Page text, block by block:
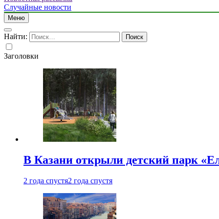
Случайные новости
Меню
Найти:
Заголовки
В Казани открыли детский парк
2 года спустя2 года спустя